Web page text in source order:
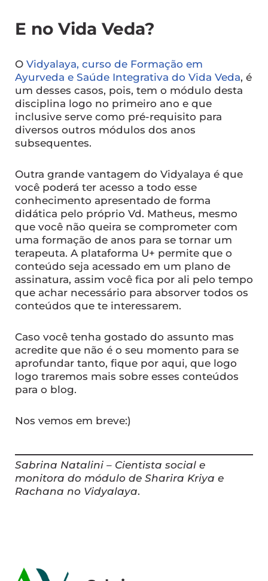
E no Vida Veda?
O Vidyalaya, curso de Formação em
Ayurveda e Saúde Integrativa do Vida Veda, é
um desses casos, pois, tem o módulo desta
disciplina logo no primeiro ano e que
inclusive serve como pré-requisito para
diversos outros módulos dos anos
subsequentes.
Outra grande vantagem do Vidyalaya é que
você poderá ter acesso a todo esse
conhecimento apresentado de forma
didática pelo próprio Vd. Matheus, mesmo
que você não queira se comprometer com
uma formação de anos para se tornar um
terapeuta. A plataforma U+ permite que o
conteúdo seja acessado em um plano de
assinatura, assim você fica por ali pelo tempo
que achar necessário para absorver todos os
conteúdos que te interessarem.
Caso você tenha gostado do assunto mas
acredite que não é o seu momento para se
aprofundar tanto, fique por aqui, que logo
logo traremos mais sobre esses conteúdos
para o blog.
Nos vemos em breve:)
Sabrina Natalini – Cientista social e
monitora do módulo de Sharira Kriya e
Rachana no Vidyalaya.